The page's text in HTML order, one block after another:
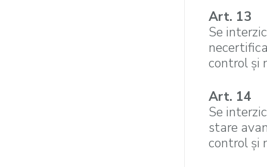
Art. 13
Se
control şi
Art. 14
Se
stare
control şi